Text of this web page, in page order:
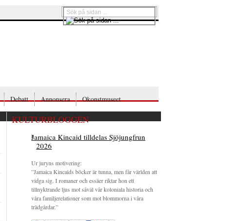
Debatt Annonsera Okonstmuseet
KULTURBLOGGEN
Jamaica Kincaid tilldelas Sjöjungfrun
2026
Ur juryns motivering:
”Jamaica Kincaids böcker är tunna, men får världen att
vidga sig. I romaner och essäer riktar hon ett
tillnyktrande ljus mot såväl vår koloniala historia och
våra familjerelationer som mot blommorna i våra
trädgårdar.”